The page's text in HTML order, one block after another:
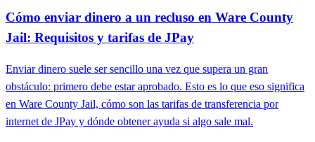
Cómo enviar dinero a un recluso en Ware County
Jail: Requisitos y tarifas de JPay
Enviar dinero suele ser sencillo una vez que supera un gran
obstáculo: primero debe estar aprobado. Esto es lo que eso significa
en Ware County Jail, cómo son las tarifas de transferencia por
internet de JPay y dónde obtener ayuda si algo sale mal.